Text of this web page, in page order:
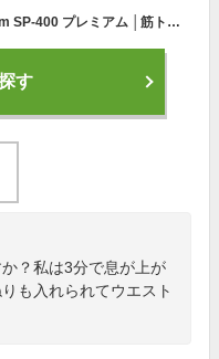
ステッパー ツイストステッパー Premium SP-400 プレミアム │筋トレ 有酸素運動 静音 体幹 ひねり くびれ ウエスト ダイエット 器具 健康器具 フィットネス トレーニング コア ステップ台 お腹 ダイエット 室内 運動器具 脂肪燃焼 宅トレ エクササイズ
す
？私は3分で息が上が
も入れられてウエスト